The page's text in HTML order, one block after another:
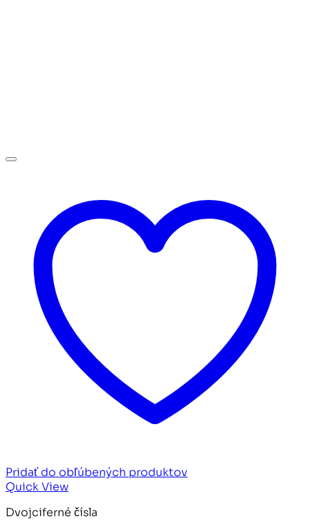
Pridať do obľúbených produktov
Quick View
Dvojciferné čísla